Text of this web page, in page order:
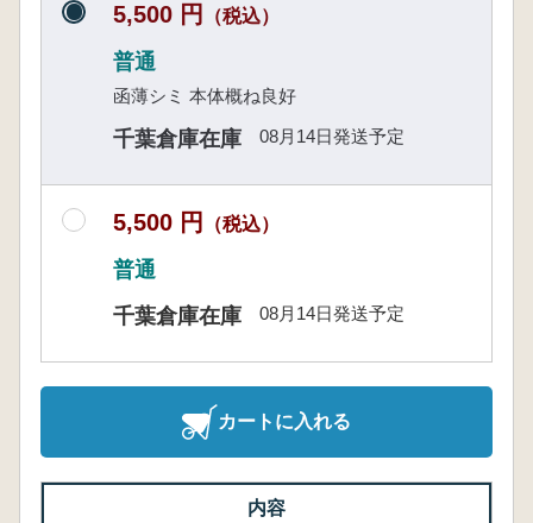
5,500 円 （税込）
普通
函薄シミ 本体概ね良好
千葉倉庫在庫 08月14日発送予定
5,500 円 （税込）
普通
千葉倉庫在庫
08月14日発送予定
カートに入れる
内容